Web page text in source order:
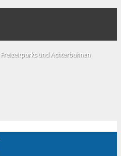
und Achterbahnen